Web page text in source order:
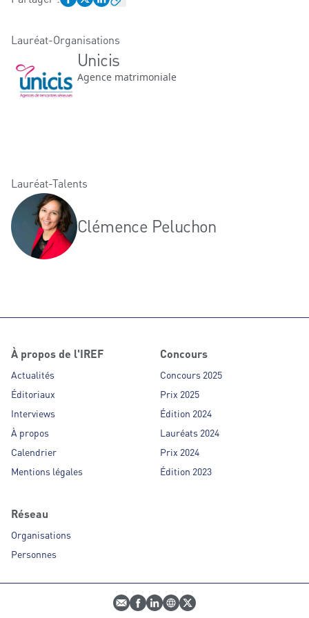
Lauréat-Organisations
Unicis
Agence matrimoniale
Lauréat-Talents
Clémence Peluchon
À propos de l'IREF
Actualités
Éditoriaux
Interviews
À propos
Calendrier
Mentions légales
Concours
Concours 2025
Prix 2025
Édition 2024
Lauréats 2024
Prix 2024
Édition 2023
Réseau
Organisations
Personnes
E-mailProfil Facebook
Profil LinkedIn
Site webProfil Twitter